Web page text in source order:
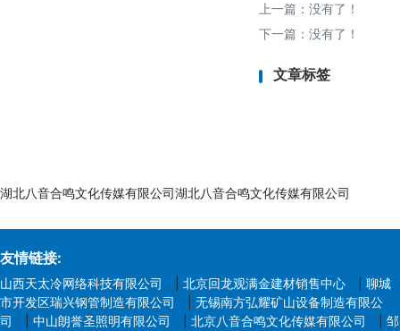
六、检测认证周期
- 常规周期：5-7个工
而定）。
- 产品名称、型号、
3. 技术文件：
- 生产工艺说明、供
上一篇：没有了！
下一篇：没有了！
文章标签
湖北八音合鸣文化传媒有限公司湖北八音合鸣文化传媒有限公司
友情链接:
山西天太冷网络科技有限公司 北京回龙观满金建材销售中心
聊城
市开发区瑞兴钢管制造有限公司
无锡南方弘耀矿山设备制造有限公
司
中山朗誉圣照明有限公司 北京八音合鸣文化传媒有限公司
邹